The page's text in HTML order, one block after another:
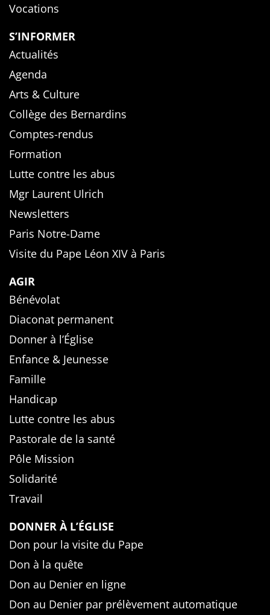
Vocations
S’INFORMER
Actualités
Agenda
Arts & Culture
Collège des Bernardins
Comptes-rendus
Formation
Lutte contre les abus
Mgr Laurent Ulrich
Newsletters
Paris Notre-Dame
Visite du Pape Léon XIV à Paris
AGIR
Bénévolat
Diaconat permanent
Donner à l’Église
Enfance & Jeunesse
Famille
Handicap
Lutte contre les abus
Pastorale de la santé
Pôle Mission
Solidarité
Travail
DONNER À L’ÉGLISE
Don pour la visite du Pape
Don à la quête
Don au Denier en ligne
Don au Denier par prélèvement automatique